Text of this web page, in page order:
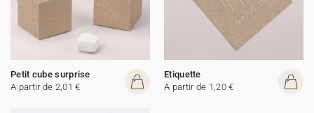
Petit cube surprise
A partir de 2,01 €
Etiquette
A partir de 1,20 €